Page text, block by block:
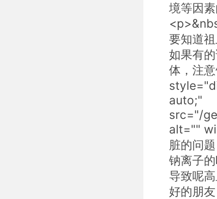
境等因
要知道
如果有
体，注
auto;"
src="/
alt=""
脏的问
钠离子
导致呢
好的朋